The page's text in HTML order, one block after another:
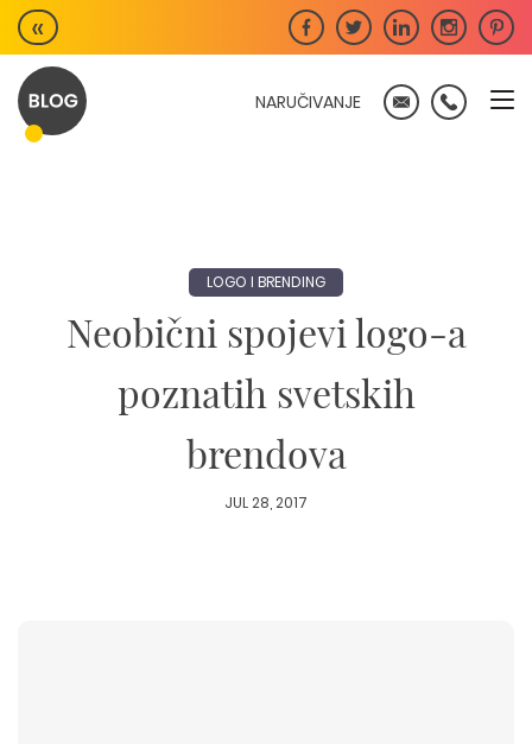
Skip
to
content
«
NARUČIVANJE
LOGO I BRENDING
Neobični spojevi logo-a
poznatih svetskih
brendova
JUL 28, 2017